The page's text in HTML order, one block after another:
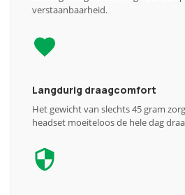
verstaanbaarheid.
Langdurig draagcomfort
Het gewicht van slechts 45 gram
headset moeiteloos de hele dag